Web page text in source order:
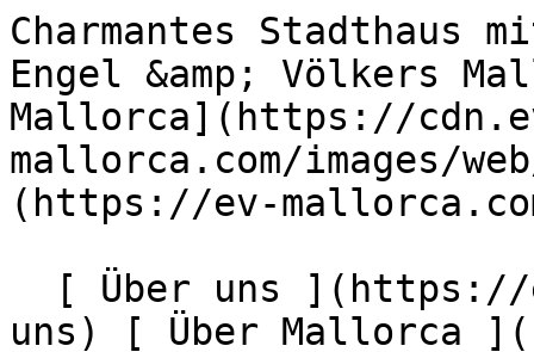
Charmantes Stadthaus mit Pool &amp; pflegeleicht - Engel &amp; Völkers Mallorca                [ ![EV Mallorca](https://cdn.ev-mallorca.com/images/web/EV_Logo_RGB.svg) ](https://ev-mallorca.com/de)  Mallorca  

  [ Über uns ](https://ev-mallorca.com/de/ueber-uns) [ Über Mallorca ](https://ev-mallorca.com/de/ueber-mallorca) [ Kontakt ](https://ev-mallorca.com/de/standorte) [ Immobilie verkaufen ](https://ev-mallorca.com/de/immobilie-auf-mallorca-verkaufen) [    Mein Account  ](https://ev-mallorca.com/de/mein-account)   Deutsch       [ English ](https://ev-mallorca.com/en/mallorca-property/charming-townhouse-with-a-pool-and-easy-maintenance-W-02W9YS)   [ Español ](https://ev-mallorca.com/es/inmueble-mallorca/encantadora-casa-de-pueblo-con-piscina-y-de-facil-mantenimiento-W-02W9YS)    [ Català ](https://ev-mallorca.com/ca/immoble-mallorca/una-encantadora-casa-de-poble-de-poc-manteniment-amb-piscina-W-02W9YS)   [ Svenska ](https://ev-mallorca.com/sv/mallorca-fastighet/charmigt-radhus-med-pool-lattskott-W-02W9YS)   [ Français ](https://ev-mallorca.com/fr/bien-majorque/charmante-maison-de-ville-avec-piscine-facile-dentretien-W-02W9YS)   [ Polski ](https://ev-mallorca.com/pl/nieruchomosc-majorce/urocza-kamienica-z-basenem-i-latwa-w-utrzymaniu-W-02W9YS)   [ Italiano ](https://ev-mallorca.com/it/immobili-maiorca/incantevole-casa-a-schiera-con-piscina-e-di-facile-manutenzione-W-02W9YS)   [ Dutch ](https://ev-mallorca.com/nl/mallorca-eigendom/charmant-herenhuis-met-zwembad-gemakkelijk-te-onderhouden-W-02W9YS)   [ Русский ](https://ev-mallorca.com/ru/nedvizhimost-mayorka/ocarovatelnyi-taunxaus-s-basseinom-i-prostym-v-obsluzivanii-W-02W9YS)   [ Dansk ](https://ev-mallorca.com/da/mallorca-ejendom/charmerende-byhus-med-pool-og-let-at-vedligeholde-W-02W9YS)   

  Kaufen  [ Alle Immobilien ](https://ev-mallorca.com/de/mallorca-immobilien?contract_type=0) [ Haus ](https://ev-mallorca.com/de/mallorca-immobilien?contract_type=0&type%5B0%5D=0) [ Finca ](https://ev-mallorca.com/de/mallorca-immobilien?contract_type=0&type%5B0%5D=1) [ Apartment ](https://ev-mallorca.com/de/mallorca-immobilien?contract_type=0&type%5B0%5D=2) [ Penthouse ](https://ev-mallorca.com/de/mallorca-immobilien?contract_type=0&type%5B0%5D=5) [ Grundstück ](https://ev-mallorca.com/de/mallorca-immobilien?contract_type=0&type%5B0%5D=3) [ Neubauprojekt ](https://ev-mallorca.com/de/mallorca-immobilien?contract_type=0&type%5B0%5D=development) 

  Mieten  [ Alle Immobilien ](https://ev-mallorca.com/de/mallorca-immobilien?contract_type=1) [ Haus ](https://ev-mallorca.com/de/mallorca-immobilien?contract_type=1&type%5B0%5D=0) [ Finca ](https://ev-mallorca.com/de/mallorca-immobilien?contract_type=1&type%5B0%5D=1) [ Apartment ](https://ev-mallorca.com/de/mallorca-immobilien?contract_type=1&type%5B0%5D=2) [ Penthouse ](https://ev-mallorca.com/de/mallorca-immobilien?contract_type=1&type%5B0%5D=5) 

  Ferienvermietung  [ Alle Immobilien ](https://ev-mallorca.com/de/holiday-rentals) [ Haus ](https://ev-mallorca.com/de/holiday-rentals?type%5B0%5D=0) [ Finca ](https://ev-mallorca.com/de/holiday-rentals?type%5B0%5D=1) [ Apartment ](https://ev-mallorca.com/de/holiday-rentals?type%5B0%5D=2) [ Penthouse ](https://ev-mallorca.com/de/holiday-rentals?type%5B0%5D=5) 

  Gewerbe  [ Alle Immobilien ](https://ev-mallorca.com/de/gewerbeimmobilien) [ Land und Forstwirtschaft ](https://ev-mallorca.com/de/gewerbeimmobilien?type%5B0%5D=6) [ Hotel ](https://ev-mallorca.com/de/gewerbeimmobilien?type%5B0%5D=7) [ Industrie ](https://ev-mallorca.com/de/gewerbeimmobilien?type%5B0%5D=8) [ Investment ](https://ev-mallorca.com/de/gewerbeimmobilien?type%5B0%5D=9) [ Gastronomie ](https://ev-mallorca.com/de/gewerbeimmobilien?type%5B0%5D=10) [ Grundstück ](https://ev-mallorca.com/de/gewerbeimmobilien?type%5B0%5D=11) [ Ladenfläche ](https://ev-mallorca.com/de/gewerbeimmobilien?type%5B0%5D=12) [ Sonstiges ](https://ev-mallorca.com/de/gewerbeimmobilien?type%5B0%5D=13) [ Ladenfläche ](https://ev-mallorca.com/de/gewerbeimmobilien?type%5B0%5D=14) 

 [ Neubauprojekt ](https://ev-mallorca.com/de/mallorca-neubauprojekt) 

     Deutsch       [ English ](https://ev-mallorca.com/en/mallorca-property/charming-townhouse-with-a-pool-and-easy-maintenance-W-02W9YS)   [ Español ](https://ev-mallorca.com/es/inmueble-mallorca/encantadora-casa-de-pueblo-con-piscina-y-de-facil-mantenimiento-W-02W9YS)    [ Català ](https://ev-mallorca.com/ca/immoble-mallorca/una-encantadora-casa-de-poble-